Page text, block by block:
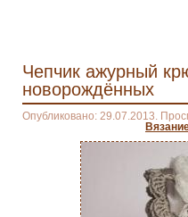
Чепчик ажурный
новорождённых
Опубликовано: 29.07.2013.